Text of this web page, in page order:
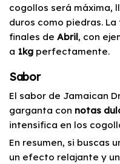
cogollos será máxima,
duros como piedras.
finales de Abril, con
a 1kg perfectamente.
Sabor
El sabor de Jamaican
garganta con notas
intensifica en los
En resumen, si buscas
un efecto relajante y